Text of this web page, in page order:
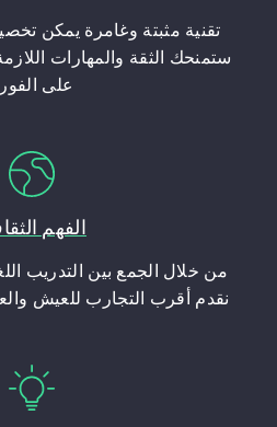
تقنية مثبتة وغامرة يمكن
ستمنحك الثقة والمهارات
على
الفهم
من خلال الجمع بين التدريب
نقدم أقرب التجارب للعيش